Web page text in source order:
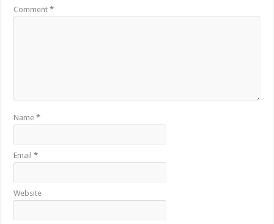
Comment*
Name*
Email*
Website